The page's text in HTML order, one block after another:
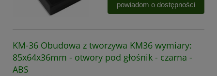
powiadom o dostępności
KM-36 Obudowa z tworzywa KM36 wymiary:
85x64x36mm - otwory pod głośnik - czarna -
ABS